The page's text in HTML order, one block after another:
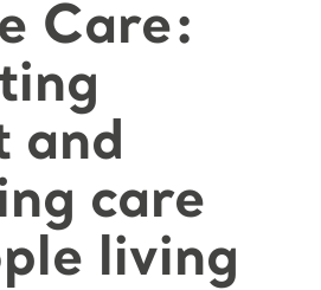
Care:
and
care
living